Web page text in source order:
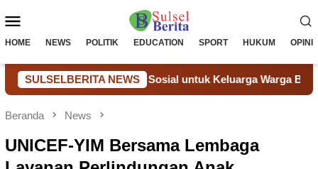
ke
Mobile
HOME NEWS POLITIK EDUCATION SPORT HUKUM OPINI
SULSELBERITA NEWS
Bantuan Sosial untuk Keluarga Warga Binaan
Beranda News
UNICEF-YIM Bersama Lembaga